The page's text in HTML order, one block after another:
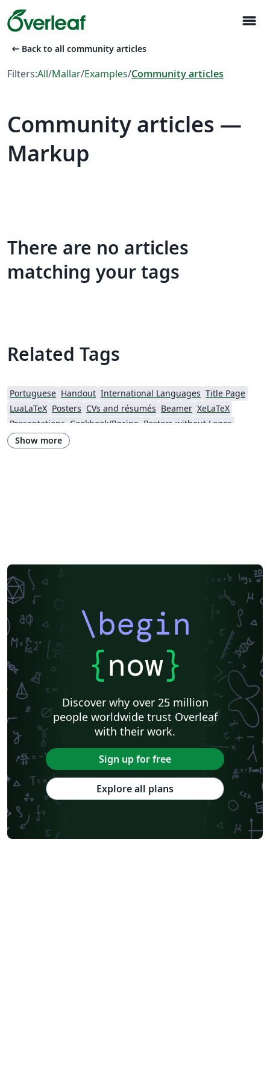
menu
arrow_left_alt Back to all community articles
Filters:All/Mallar/Examples/Community articles
Community articles —
Markup
There are no articles
matching your tags
Related Tags
Portuguese Handout International Languages Title Page
LuaLaTeX Posters CVs and résumés Beamer XeLaTeX
Presentations Cookbook/Recipe Posters without Logos
Show more
\begin
{now}
Discover why over 25 million
people worldwide trust Overleaf
with their work.
Sign up for free
Explore all plans